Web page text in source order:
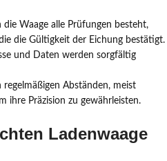
Waage alle Prüfungen besteht,
die Gültigkeit der Eichung bestätigt.
und Daten werden sorgfältig
Abständen, meist
ihre Präzision zu gewährleisten.
Ladenwaage